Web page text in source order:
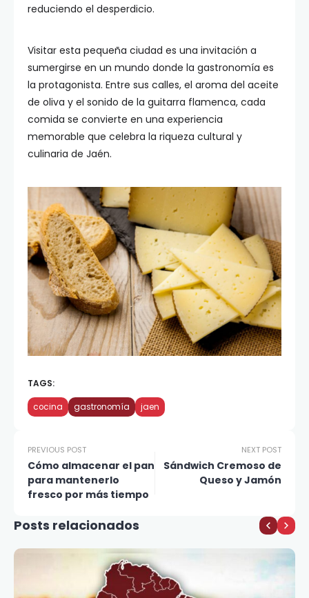
reduciendo el desperdicio.
Visitar esta pequeña ciudad es una invitación a
sumergirse en un mundo donde la gastronomía es
la protagonista. Entre sus calles, el aroma del aceite
de oliva y el sonido de la guitarra flamenca, cada
comida se convierte en una experiencia
memorable que celebra la riqueza cultural y
culinaria de Jaén.
TAGS:
cocina gastronomía jaen
PREVIOUS POST
Cómo almacenar el pan
para mantenerlo
fresco por más tiempo
NEXT POST
Sándwich Cremoso de
Queso y Jamón
Posts relacionados